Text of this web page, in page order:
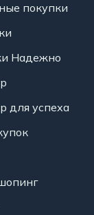
покупки
Надежно
для успеха